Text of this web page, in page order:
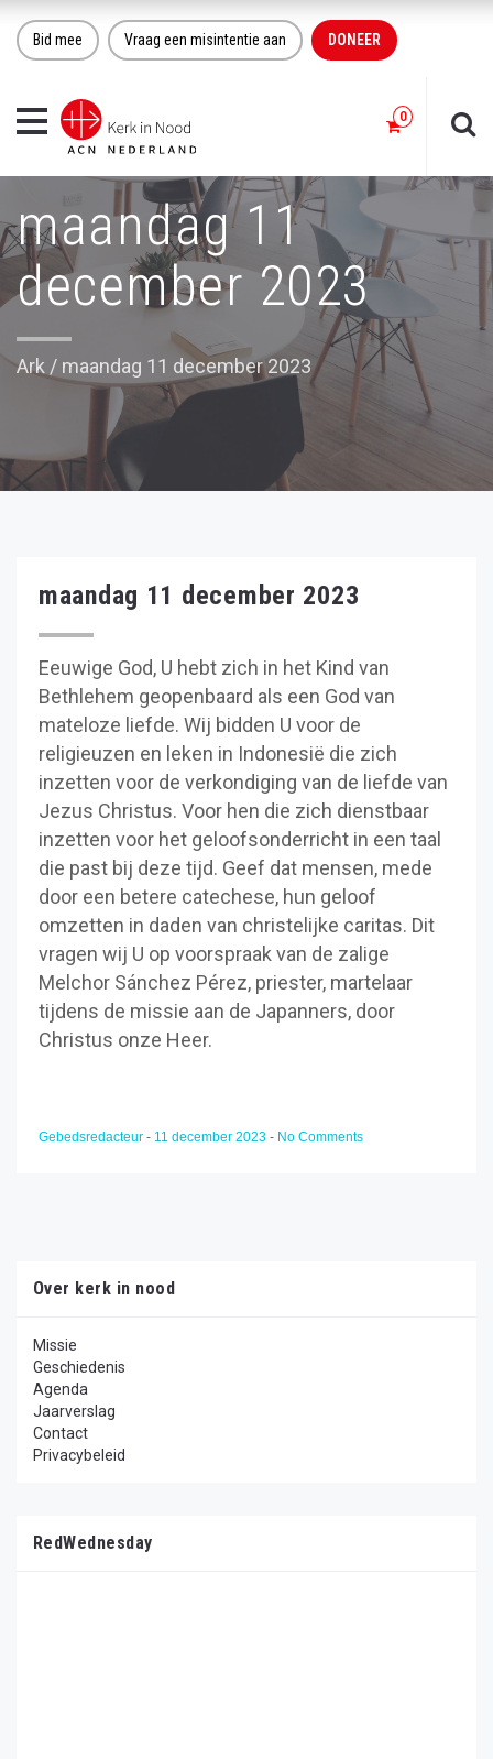
Bid mee Vraag een misintentie aan DONEER
Toggle
navigation
maandag 11
december 2023
Ark / maandag 11 december 2023
maandag 11 december 2023
Eeuwige God, U hebt zich in het Kind van
Bethlehem geopenbaard als een God van
mateloze liefde. Wij bidden U voor de
religieuzen en leken in Indonesië die zich
inzetten voor de verkondiging van de liefde van
Jezus Christus. Voor hen die zich dienstbaar
inzetten voor het geloofsonderricht in een taal
die past bij deze tijd. Geef dat mensen, mede
door een betere catechese, hun geloof
omzetten in daden van christelijke caritas. Dit
vragen wij U op voorspraak van de zalige
Melchor Sánchez Pérez, priester, martelaar
tijdens de missie aan de Japanners, door
Christus onze Heer.
Gebedsredacteur - 11 december 2023 - No Comments
Over kerk in nood
Missie
Geschiedenis
Agenda
Jaarverslag
Contact
Privacybeleid
RedWednesday